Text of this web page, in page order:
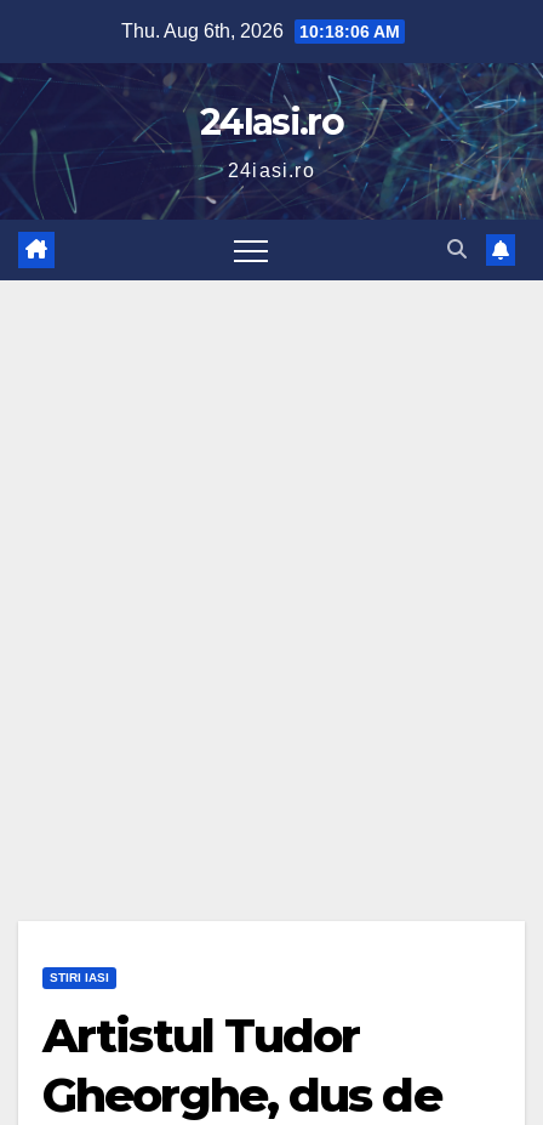
content
Thu. Aug 6th, 2026 10:18:07 AM
24Iasi.ro
24iasi.ro
STIRI IASI
Artistul Tudor
Gheorghe, dus de